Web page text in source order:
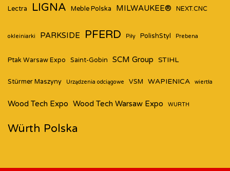
Lectra LIGNA Meble Polska MILWAUKEE® NEXT.CNC
okleiniarki PARKSIDE PFERD Piły PolishStyl Prebena
Ptak Warsaw Expo Saint-Gobin SCM Group STIHL
Stürmer Maszyny Urządzenia odciągowe VSM WAPIENICA wiertła
Wood Tech Expo Wood Tech Warsaw Expo WURTH
Würth Polska